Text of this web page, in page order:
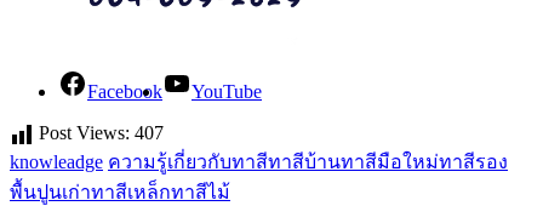
Facebook
YouTube
Post Views: 407
knowleadge ความรู้เกี่ยวกับทาสีทาสีบ้านทาสีมือใหม่ทาสีรอง
พื้นปูนเก่าทาสีเหล็กทาสีไม้